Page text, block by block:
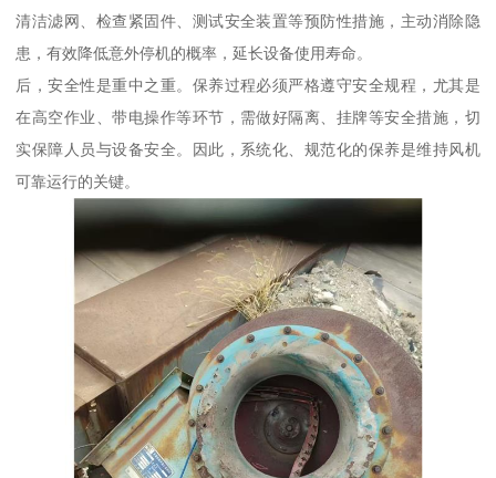
清洁滤网、检查紧固件、测试安全装置等预防性措施，主动消除隐
患，有效降低意外停机的概率，延长设备使用寿命。
后，安全性是重中之重。保养过程必须严格遵守安全规程，尤其是
在高空作业、带电操作等环节，需做好隔离、挂牌等安全措施，切
实保障人员与设备安全。因此，系统化、规范化的保养是维持风机
可靠运行的关键。